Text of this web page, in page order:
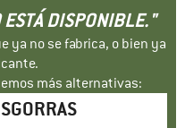
ESTÁ DISPONIBLE."
ya no se fabrica, o bien ya
más alternativas: